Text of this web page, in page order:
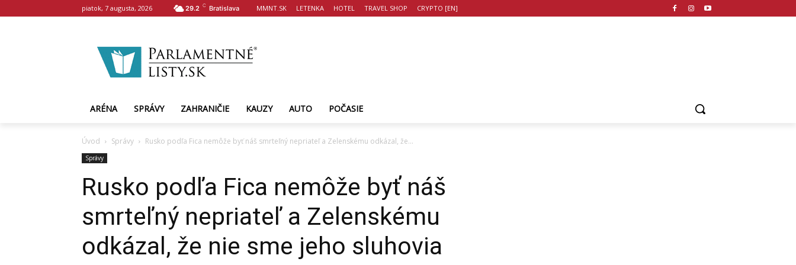
piatok, 7 augusta, 2026 29.2 C Bratislava MMNT.SK LETENKA HOTEL TRAVEL SHOP CRYPTO [EN]
ARÉNA SPRÁVY ZAHRANIČIE KAUZY AUTO POČASIE
Úvod Správy Rusko podľa Fica nemôže byť náš smrteľný nepriateľ a Zelenskému odkázal, že...
Správy
Rusko podľa Fica nemôže byť náš
smrteľný nepriateľ a Zelenskému
odkázal, že nie sme jeho sluhovia